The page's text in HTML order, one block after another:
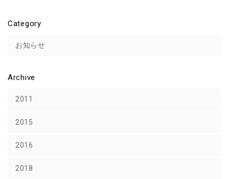
Category
お知らせ
Archive
2011
2015
2016
2018